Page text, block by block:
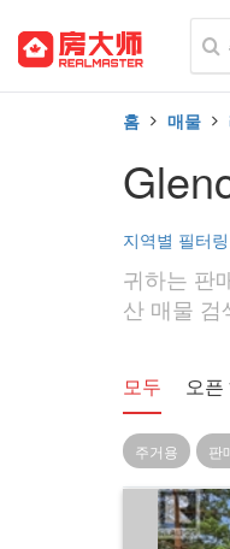
홈 매물
지역별 필터링
귀하는 판
산 매물
모두 오픈
주거용 판